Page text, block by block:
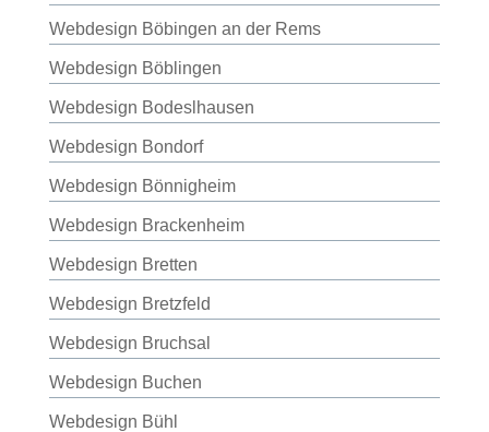
Webdesign Böbingen an der Rems
Webdesign Böblingen
Webdesign Bodeslhausen
Webdesign Bondorf
Webdesign Bönnigheim
Webdesign Brackenheim
Webdesign Bretten
Webdesign Bretzfeld
Webdesign Bruchsal
Webdesign Buchen
Webdesign Bühl